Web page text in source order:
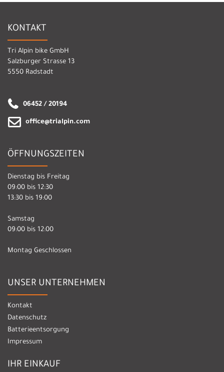
KONTAKT
Tri Alpin bike GmbH
Salzburger Strasse 13
5550 Radstadt
06452 / 20194
office@trialpin.com
ÖFFNUNGSZEITEN
Dienstag bis Freitag
09:00 bis 12:30
13:30 bis 19:00
Samstag
09:00 bis 12:00
Montag Geschlossen
UNSER UNTERNEHMEN
Kontakt
Datenschutz
Batterieentsorgung
Impressum
IHR EINKAUF